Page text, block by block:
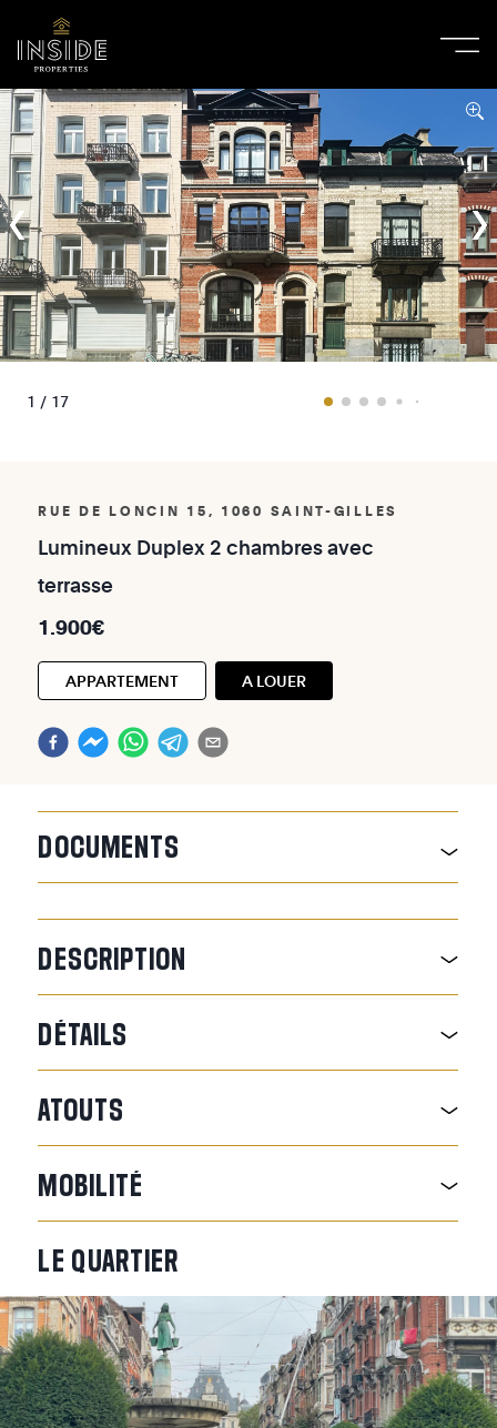
1 / 17
RUE DE LONCIN 15, 1060 SAINT-GILLES
Lumineux Duplex 2chambresavec
terrasse
1.900€
APPARTEMENT A LOUER
DOCUMENTS
DESCRIPTION
DÉTAILS
ATOUTS
MOBILITÉ
LE QUARTIER